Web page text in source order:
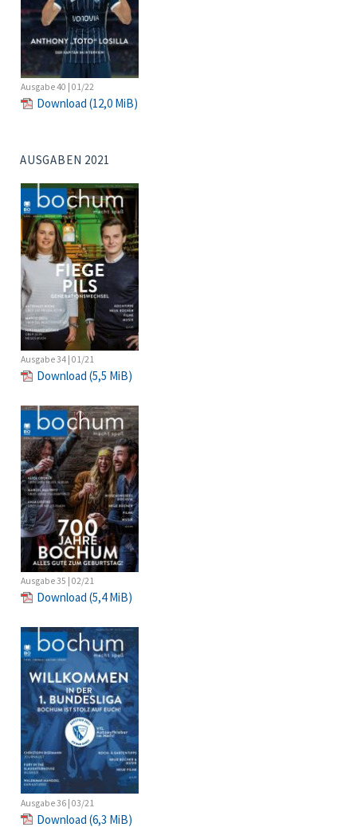
Ausgabe 40 | 01/22
Download (12,0 MiB)
AUSGABEN 2021
Ausgabe 34 | 01/21
Download (5,5 MiB)
Ausgabe 35 | 02/21
Download (5,4 MiB)
Ausgabe 36 | 03/21
Download (6,3 MiB)